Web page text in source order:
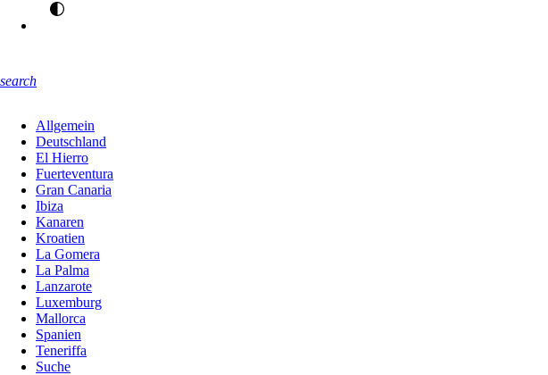
search
Allgemein
Deutschland
El Hierro
Fuerteventura
Gran Canaria
Ibiza
Kanaren
Kroatien
La Gomera
La Palma
Lanzarote
Luxemburg
Mallorca
Spanien
Teneriffa
Suche